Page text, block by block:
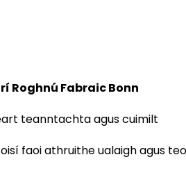
Roghnú Fabraic Bonn
teanntachta agus cuimilt
faoi athruithe ualaigh agus